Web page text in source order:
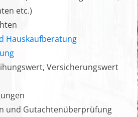
etc.)
Hauskaufberatung
Versicherungswert
und Gutachtenüberprüfung